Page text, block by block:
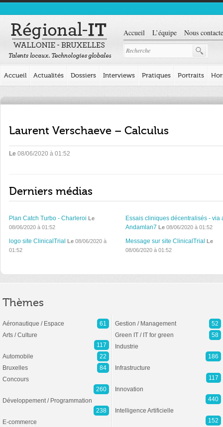
Accueil L’équipe Nous
Accueil Actualités Dossiers Interviews Pratiques Portraits
Laurent Verschaeve – Calculus
Le 08/06/2020 à 01:52
Derniers médias
Plan Catch Turbo - Charleroi Le
08/06/2020 à 01:52
Essais cliniques décentralisés - via
Andamlan7 Le08/06/2020 à 01:52
logo site ClinicalTrial Le 08/06/2020 à
01:52
Message sur site ClinicalTrial Le
08/06/2020 à 01:52
Thèmes
Aéronautique / Espace
61
Arts / Culture
117
Automobile
22
Bruxelles
84
Concours
260
Développement / Programmation
238
E-commerce
Gestion / Management
52
Green IT / IT for green
58
Industrie
186
Infrastructure
117
Innovation
440
Intelligence Artificielle
152